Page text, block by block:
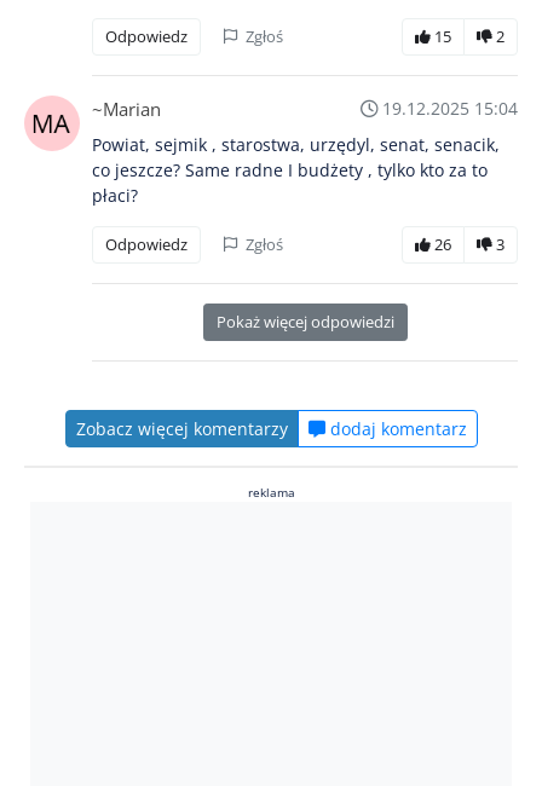
Odpowiedz Zgłoś 15 2
~Marian
19.12.2025 15:04
Powiat, sejmik , starostwa, urzędyl, senat, senacik,
co jeszcze? Same radne I budżety , tylko kto za to
płaci?
Odpowiedz Zgłoś 26 3
Pokaż więcej odpowiedzi
Zobacz więcej komentarzy dodaj komentarz
reklama